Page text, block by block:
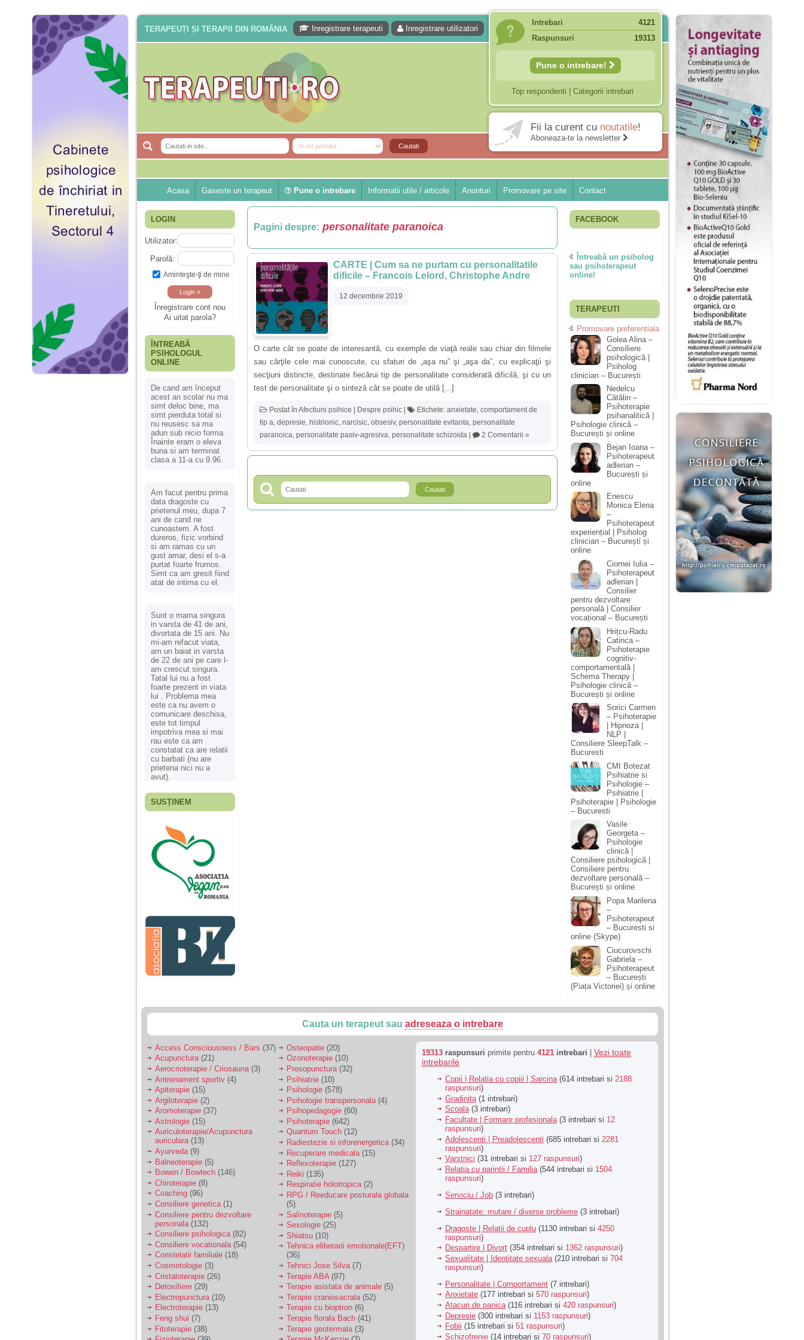
TERAPEUȚI ȘI TERAPII DIN ROMÂNIA Inregistrare terapeuti Inregistrare utilizatori
Intrebari
4121
Raspunsuri
19313
Pune o intrebare!
Top respondenti Categorii intrebari
Fii la curent cu noutatile!
Aboneaza-te la newsletter
Acasa Gaseste un terapeut Pune o intrebare Informatii utile / articole Anunturi Promovare pe site Contact
LOGIN
Utilizator:
Parolă:
Aminteşte-ţi de mine
Înregistrare cont nou
Ai uitat parola?
ÎNTREABĂ
PSIHOLOGUL
ONLINE
De cand am început
acest an scolar nu ma
simt deloc bine, ma
simt pierduta total si
nu reusesc sa ma
adun sub nicio forma.
Înainte eram o eleva
buna si am terminat
clasa a 11-a cu 9.96.
Am facut pentru prima
data dragoste cu
prietenul meu, dupa 7
ani de cand ne
cunoastem. A fost
dureros, fizic vorbind
si am ramas cu un
gust amar, desi el s-a
purtat foarte frumos.
Simt ca am gresit fiind
atat de intima cu el.
Sunt o mama singura
in varsta de 41 de ani,
divortata de 15 ani. Nu
mi-am refacut viata,
am un baiat in varsta
de 22 de ani pe care l-
am crescut singura.
Tatal lui nu a fost
foarte prezent in viata
lui . Problema mea
este ca nu avem o
comunicare deschisa,
este tot timpul
impotriva mea si mai
rau este ca am
constatat ca are relatii
cu barbati (nu are
prietena nici nu a
avut).
Fiica mea s-a nascut
ani, privind in urma
realizez cat de multe
greseli am facut in
educatia si cresterea
ei, am fost o mama
egoista, preocupata
de implinirea
profesionala, cand ea
era mica am neglijat-
agresiva, orice
greseala era taxata cu
o palma sau pedepse.
De 4 ani am o relatie
serioasa cu un barbat
sa se manifeste o
Ma aflu aici pentru ca
vreau sa stiu daca am
nevoie de un psiholog
sau psihiatru.
Sunt casatorita, am
31 de ani si un copil in
varsta de 2 ani care
mi-e lumina ochilor.
De ceva timp simt ca
mi s-a adunat
oboseala, o oboseala
cronica de care nu pot
scapa si simt ca din
cauza ei nu pot
controla nervii si
cateodata are copilul
de suferit.
Am o bariera peste
care nu pot trece:
prietena mea a ramas
insarcinata cu o fata.
Am fost de comun
acord sa facem un
copil, cu gandul ca e
baiat.
SUSȚINEM
Pagini despre: personalitate paranoica
CARTE | Cum sa ne purtam cu personalitatile
dificile – Francois Lelord, Christophe Andre
12 decembrie 2019
O carte cât se poate de interesantă, cu exemple de viaţă reale sau chiar din filmele
sau cărţile cele mai cunoscute, cu sfaturi de „aşa nu” şi „aşa da”, cu explicaţii şi
secţiuni distincte, destinate fiecărui tip de personalitate considerată dificilă, şi cu un
test de personalitate şi o sinteză cât se poate de utilă [...]
Postat în Afectiuni psihice | Despre psihic | Etichete: anxietate comportament de
tip a depresie histrionic narcisic obsesiv, personalitate evitanta personalitate
paranoica personalitate pasiv-agresiva personalitate schizoida | 2 Comentarii »
FACEBOOK
Întreabă un psiholog
sau psihoterapeut
online!
TERAPEUTI
Promovare preferentiala
Golea Alina –
Consiliere
psihologică |
Psiholog
clinician – București
Nedelcu
Cătălin –
Psihoterapie
psihanalitică |
Psihologie clinică –
București și online
Bejan Ioana –
Psihoterapeut
adlerian –
București și
online
Enescu
Monica Elena
–
Psihoterapeut
experiențial | Psiholog
clinician – București și
online
Ciornei Iulia –
Psihoterapeut
adlerian |
Consilier
pentru dezvoltare
personală | Consilier
vocațional – București
Hrițcu-Radu
Catinca –
Psihoterapie
cognitiv-
comportamentală |
Schema Therapy |
Psihologie clinică –
București și online
Sorici Carmen
– Psihoterapie
| Hipnoza |
NLP |
Consiliere SleepTalk –
Bucuresti
CMI Botezat
Psihiatrie si
Psihologie –
Psihiatrie |
Psihoterapie | Psihologie
– Bucuresti
Vasile
Georgeta –
Psihologie
clinică |
Consiliere psihologică |
Consiliere pentru
dezvoltare personală –
București și online
Popa Marilena
–
Psihoterapeut
– Bucuresti si
online (Skype)
Ciucurovschi
Gabriela –
Psihoterapeut
– București
(Piața Victoriei) și online
Cauta un terapeut sau adreseaza o intrebare
Access Consciousness / Bars (37)
Acupunctura(21)
Aerocrioterapie / Criosauna (3)
Antrenament sportiv (4)
Apiterapie (15)
Argiloterapie (2)
Aromoterapie (37)
Astrologie (15)
Auriculoterapie/Acupunctura
auriculara(13)
Ayurveda(9)
Balneoterapie (5)
Bowen / Bowtech (146)
Chiroterapie (8)
Coaching (96)
Consiliere genetica(1)
Consiliere pentru dezvoltare
personala (132)
Consiliere psihologica(82)
Consiliere vocationala (54)
Constelatii familiale (18)
Cosmetologie (3)
Cristaloterapie (26)
Detoxifiere (29)
Electropunctura (10)
Electroterapie (13)
Feng shui (7)
Fitoterapie (38)
Osteopatie (20)
Ozonoterapie (10)
Presopunctura (32)
Psihiatrie (10)
Psihologie (578)
Psihologie transpersonala (4)
Psihopedagogie (60)
Psihoterapie (642)
Quantum Touch (12)
Radiestezie si inforenergetica(34)
Recuperare medicala (15)
Reflexoterapie (127)
Reiki (135)
Respiratie holotropica(2)
RPG / Reeducare posturala globala
(5)
Salinoterapie (5)
Sexologie (25)
Shiatsu (10)
Tehnica eliberarii emotionale(EFT)
(36)
Tehnici Jose Silva(7)
Terapie ABA (97)
Terapie asistata de animale (5)
Terapie craniosacrala (52)
Terapie cu bioptron (6)
Terapie florala Bach (41)
Terapie geotermala (3)
19313 raspunsuri primite pentru 4121 intrebari
Vezi toate
intrebarile
Copii | Relatia cu copiii | Sarcina(614 intrebari si 2188
raspunsuri)
Gradinita (1 intrebari)
Scoala(3 intrebari)
Facultate | Formare profesionala (3 intrebari si 12
raspunsuri)
Adolescenti | Preadolescenti (685 intrebari si 2281
raspunsuri)
Varstnici (31 intrebari si 127 raspunsuri)
Relatia cu parintii / Familia (544 intrebari si 1504
raspunsuri)
Serviciu / Job (3 intrebari)
Strainatate: mutare / diverse probleme (3 intrebari)
Dragoste | Relatii de cuplu (1130 intrebari si 4250
raspunsuri)
Despartire | Divort (354 intrebari si 1362 raspunsuri)
Sexualitate | Identitate sexuala (210 intrebari si 704
raspunsuri)
Personalitate | Comportament (7 intrebari)
Anxietate (177 intrebari si 570 raspunsuri)
Atacuri de panica(116 intrebari si 420 raspunsuri)
Depresie (300 intrebari si 1153 raspunsuri)
Fobii (15 intrebari si 51 raspunsuri)
Schizofrenie (14 intrebari si 70 raspunsuri)